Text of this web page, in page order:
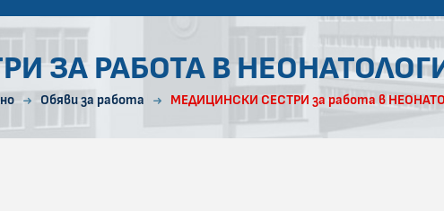
ЗА РАБОТА В
Обяви за работа